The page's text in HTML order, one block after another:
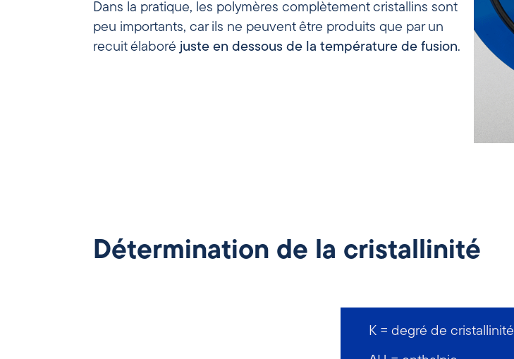
Dans la pratique, les polymères complètement cristallins sont
peu importants, car ils ne peuvent être produits que par un
recuit élaboré juste en dessous de la température de fusion.
Détermination de la cristallinité
K = degré de cristallinité